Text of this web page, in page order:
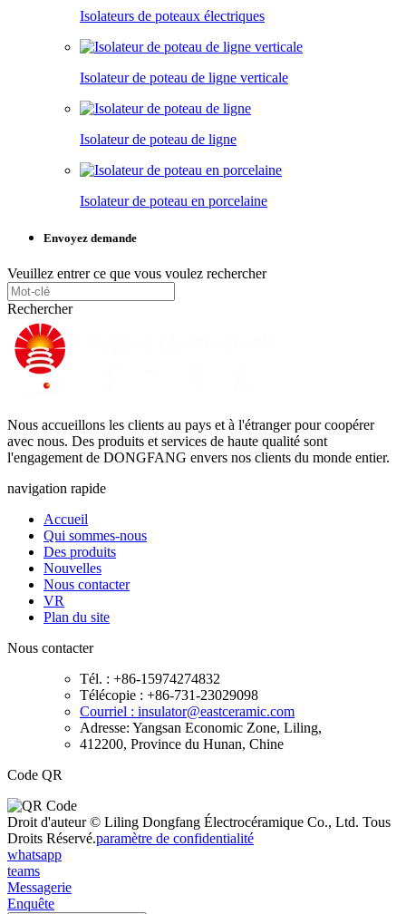
Isolateurs de poteaux électriques
Isolateur de poteau de ligne verticale
Isolateur de poteau de ligne
Isolateur de poteau en porcelaine
Envoyez demande
Veuillez entrer ce que vous voulez rechercher
Rechercher
Nous accueillons les clients au pays et à l'étranger pour coopérer
avec nous. Des produits et services de haute qualité sont
l'engagement de DONGFANG envers nos clients du monde entier.
navigation rapide
Accueil
Qui sommes-nous
Des produits
Nouvelles
Nous contacter
VR
Plan du site
Nous contacter
Tél. : +86-15974274832
Télécopie : +86-731-23029098
Courriel : insulator@eastceramic.com
Adresse: Yangsan Economic Zone, Liling,
412200, Province du Hunan, Chine
Code QR
Droit d'auteur © Liling Dongfang Électrocéramique Co., Ltd. Tous
Droits Réservé.paramètre de confidentialité
whatsapp
teams
Messagerie
Enquête